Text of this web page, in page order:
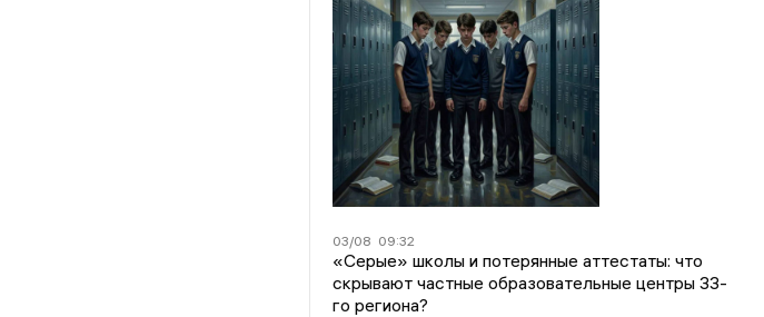
03/08 09:32
«Серые» школы и потерянные аттестаты: что
скрывают частные образовательные центры 33-
го региона?